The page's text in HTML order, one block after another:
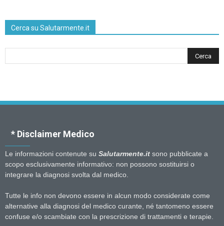
Cerca su Salutarmente.it
* Disclaimer Medico
Le informazioni contenute su Salutarmente.it sono pubblicate a
scopo esclusivamente informativo: non possono sostituirsi o
integrare la diagnosi svolta dal medico.
Tutte le info non devono essere in alcun modo considerate come
alternative alla diagnosi del medico curante, né tantomeno essere
confuse e/o scambiate con la prescrizione di trattamenti e terapie.